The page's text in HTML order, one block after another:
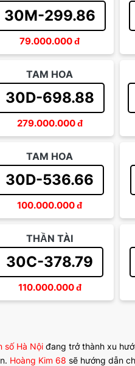
30M-299.86
79.000.000đ
TAM HOA
30D-698.88
279.000.000đ
TAM HOA
30D-536.66
100.000.000đ
THẦN TÀI
30C-378.79
110.000.000đ
số Hà Nội đang trở thành xu
Hoàng Kim 68 sẽ hướng dẫn